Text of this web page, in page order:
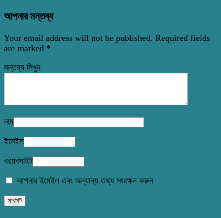
আপনার মন্তব্য
Your email address will not be published. Required fields
are marked *
মন্তব্য লিখুন
নাম
ইমেইল
ওয়েবসাইট
আপনার ইমেইল এবং অন্যান্য তথ্য সংরক্ষন করুন